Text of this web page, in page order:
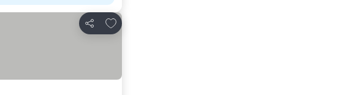
Udostępnij
Dodaj do ulubionych